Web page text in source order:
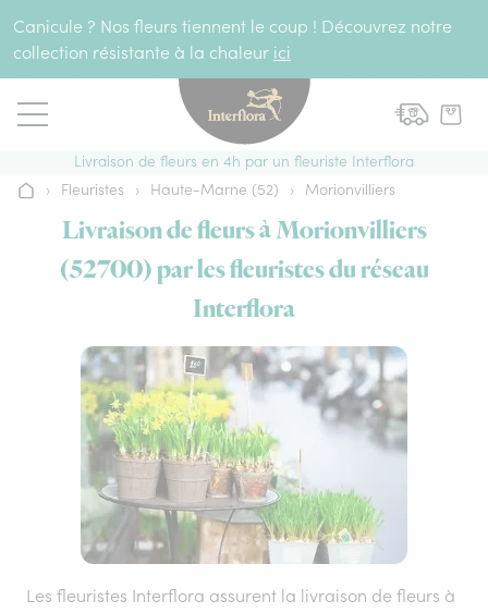
Canicule ? Nos fleurs tiennent le coup ! Découvrez notre
collection résistante à la chaleur ici
Livraison de fleurs en 4h par un fleuriste Interflora
Accueil
› Fleuristes › Haute-Marne (52) › Morionvilliers
Livraison de fleurs à Morionvilliers
(52700) par les fleuristes du réseau
Interflora
Les fleuristes Interflora assurent la livraison de fleurs à